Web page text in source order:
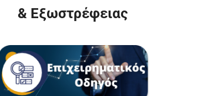
& Εξωστρέφειας